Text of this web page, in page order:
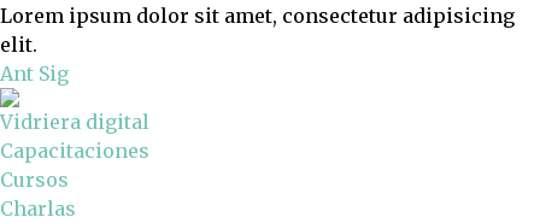
Lorem ipsum dolor sit amet, consectetur adipisicing
elit.
Ant Sig
Vidriera digital
Capacitaciones
Cursos
Charlas